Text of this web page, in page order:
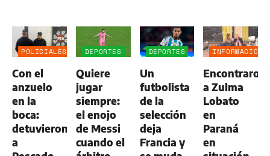
POLICIALES
Con el
anzuelo
en la
boca:
detuvieron
a
DEPORTES
Quiere
jugar
siempre:
el enojo
de Messi
cuando el
DEPORTES
Un
futbolista
de la
selección
deja
Francia y
INFORMACIÓN
Encontraron
a Zulma
Lobato
en
Paraná
en